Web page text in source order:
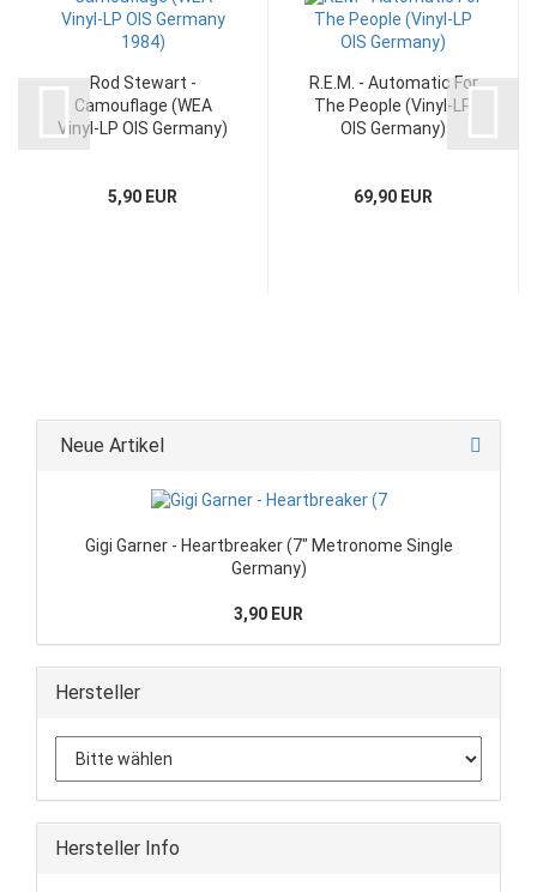
Rod Stewart -
Camouflage (WEA
Vinyl-LP OIS Germany)
5,90 EUR
R.E.M. - Automatic For
The People (Vinyl-LP
OIS Germany)
69,90 EUR
Neue Artikel
Gigi Garner - Heartbreaker (7" Metronome Single
Germany)
3,90 EUR
Hersteller
Hersteller Info